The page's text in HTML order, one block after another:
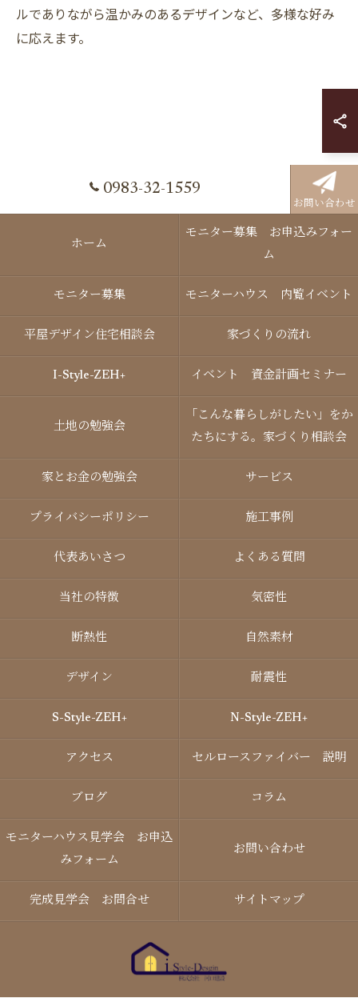
ルでありながら温かみのあるデザインなど、多様な好み
に応えます。
0983-32-1559
お問い合わせ
ホーム
モニター募集 お申込みフォー
ム
モニター募集 モニターハウス 内覧イベント
平屋デザイン住宅相談会 家づくりの流れ
I-Style-ZEH+ イベント 資金計画セミナー
土地の勉強会
「こんな暮らしがしたい」をか
たちにする。家づくり相談会
家とお金の勉強会 サービス
プライバシーポリシー 施工事例
代表あいさつ よくある質問
当社の特徴 気密性
断熱性 自然素材
デザイン 耐震性
S-Style-ZEH+ N-Style-ZEH+
アクセス セルロースファイバー 説明
ブログ コラム
モニターハウス見学会 お申込
みフォーム
お問い合わせ
完成見学会 お問合せ サイトマップ